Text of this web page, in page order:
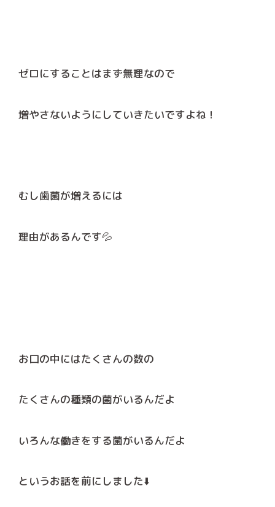
ゼロにすることはまず無理なので
増やさないようにしていきたいですよね！
むし歯菌が増えるには
理由があるんです💦
お口の中にはたくさんの数の
たくさんの種類の菌がいるんだよ
いろんな働きをする菌がいるんだよ
というお話を前にしました⬇️